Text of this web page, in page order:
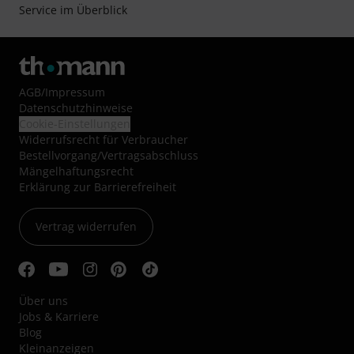
Service im Überblick
AGB/Impressum
Datenschutzhinweise
Widerrufsrecht für Verbraucher
Bestellvorgang/Vertragsabschluss
Mängelhaftungsrecht
Erklärung zur Barrierefreiheit
Vertrag widerrufen
Über uns
Jobs & Karriere
Blog
Kleinanzeigen